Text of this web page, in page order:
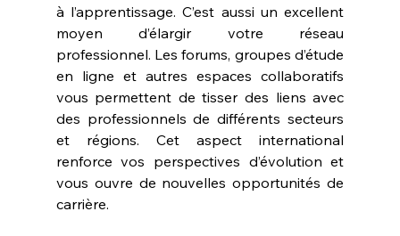
à l’apprentissage. C’est aussi un excellent
moyen d’élargir votre réseau
professionnel. Les forums, groupes d’étude
en ligne et autres espaces collaboratifs
vous permettent de tisser des liens avec
des professionnels de différents secteurs
et régions. Cet aspect international
renforce vos perspectives d’évolution et
vous ouvre de nouvelles opportunités de
carrière.